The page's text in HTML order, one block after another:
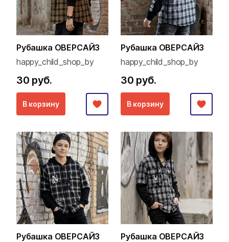
Рубашка ОВЕРСАЙЗ
happy_child_shop_by
30 руб.
В корзину
Рубашка ОВЕРСАЙЗ
happy_child_shop_by
30 руб.
В корзину
Рубашка ОВЕРСАЙЗ
Рубашка ОВЕРСАЙЗ